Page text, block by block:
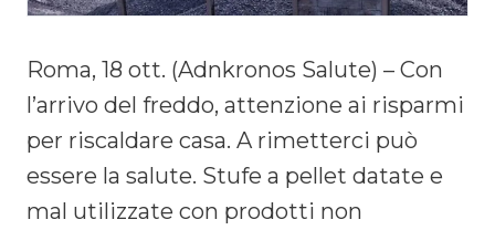
Roma, 18 ott. (Adnkronos Salute) – Con
l’arrivo del freddo, attenzione ai risparmi
per riscaldare casa. A rimetterci può
essere la salute. Stufe a pellet datate e
mal utilizzate con prodotti non